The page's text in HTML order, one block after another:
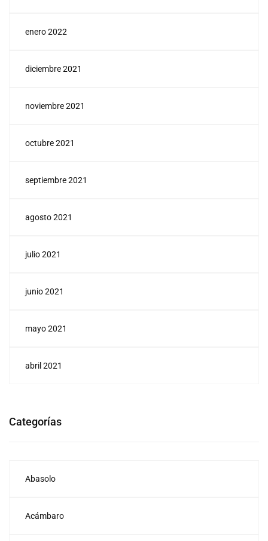
enero 2022
diciembre 2021
noviembre 2021
octubre 2021
septiembre 2021
agosto 2021
julio 2021
junio 2021
mayo 2021
abril 2021
Categorías
Abasolo
Acámbaro